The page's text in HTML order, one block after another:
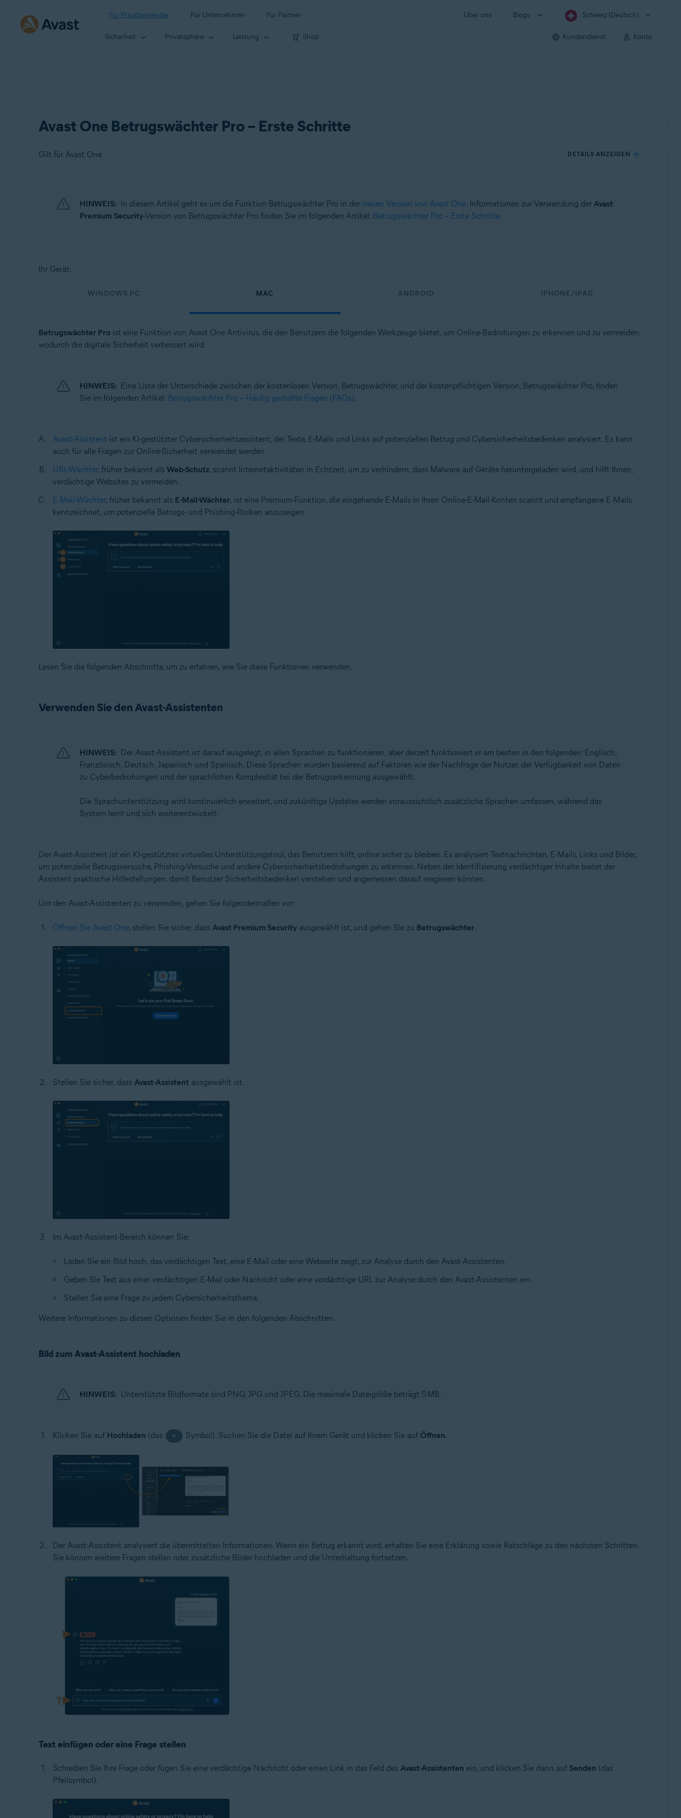
Für Privatanwender Für Unternehmen Für Partner Über uns Blogs Schweiz (Deutsch)
Sicherheit Privatsphäre Leistung Shop Kundendienst Konto
Avast One Betrugswächter Pro – Erste Schritte
Gilt für Avast One DETAILS ANZEIGEN
Avast One
HINWEIS: In diesem Artikel geht es um die Funktion Betrugswächter Pro in der neuen Version von Avast One. Informationen zur Verwendung der Avast
Premium Security-Version von Betrugswächter Pro finden Sie im folgenden Artikel: Betrugswächter Pro – Erste Schritte.
Ihr Gerät:
WINDOWS PC MAC ANDROID IPHONE/IPAD
Betrugswächter Pro ist eine Funktion von Avast One Antivirus, die den Benutzern die folgenden Werkzeuge bietet, um Online-Bedrohungen zu erkennen und zu vermeiden,
wodurch die digitale Sicherheit verbessert wird:
HINWEIS: Eine Liste der Unterschiede zwischen der kostenlosen Version, Betrugswächter, und der kostenpflichtigen Version, Betrugswächter Pro, finden
Sie im folgenden Artikel: Betrugswächter Pro – Häufig gestellte Fragen (FAQs).
Avast-Assistent ist ein KI-gestützter Cybersicherheitsassistent, der Texte, E-Mails und Links auf potenziellen Betrug und Cybersicherheitsbedenken analysiert. Es kann
auch für alle Fragen zur Online-Sicherheit verwendet werden.
URL-Wächter, früher bekannt als Web-Schutz, scannt Internetaktivitäten in Echtzeit, um zu verhindern, dass Malware auf Geräte heruntergeladen wird, und hilft Ihnen,
verdächtige Websites zu vermeiden.
E-Mail-Wächter, früher bekannt als E-Mail-Wächter, ist eine Premium-Funktion, die eingehende E-Mails in Ihren Online-E-Mail-Konten scannt und empfangene E-Mails
kennzeichnet, um potenzielle Betrugs- und Phishing-Risiken anzuzeigen.
Lesen Sie die folgenden Abschnitte, um zu erfahren, wie Sie diese Funktionen verwenden.
Verwenden Sie den Avast-Assistenten
HINWEIS: Der Avast-Assistent ist darauf ausgelegt, in allen Sprachen zu funktionieren, aber derzeit funktioniert er am besten in den folgenden: Englisch,
Französisch, Deutsch, Japanisch und Spanisch. Diese Sprachen wurden basierend auf Faktoren wie der Nachfrage der Nutzer, der Verfügbarkeit von Daten
zu Cyberbedrohungen und der sprachlichen Komplexität bei der Betrugserkennung ausgewählt.
Die Sprachunterstützung wird kontinuierlich erweitert, und zukünftige Updates werden voraussichtlich zusätzliche Sprachen umfassen, während das
System lernt und sich weiterentwickelt.
Der Avast-Assistent ist ein KI-gestütztes virtuelles Unterstützungstool, das Benutzern hilft, online sicher zu bleiben. Es analysiert Textnachrichten, E-Mails, Links und Bilder,
um potenzielle Betrugsversuche, Phishing-Versuche und andere Cybersicherheitsbedrohungen zu erkennen. Neben der Identifizierung verdächtiger Inhalte bietet der
Assistent praktische Hilfestellungen, damit Benutzer Sicherheitsbedenken verstehen und angemessen darauf reagieren können.
Um den Avast-Assistenten zu verwenden, gehen Sie folgendermaßen vor:
Öffnen Sie Avast One, stellen Sie sicher, dass Avast Premium Securityausgewählt ist, und gehen Sie zu Betrugswächter.
Stellen Sie sicher, dass Avast-Assistent ausgewählt ist.
Im Avast-Assistent-Bereich können Sie:
Laden Sie ein Bild hoch, das verdächtigen Text, eine E-Mail oder eine Webseite zeigt, zur Analyse durch den Avast-Assistenten.
Geben Sie Text aus einer verdächtigen E-Mail oder Nachricht oder eine verdächtige URL zur Analyse durch den Avast-Assistenten ein.
Stellen Sie eine Frage zu jedem Cybersicherheitsthema.
Weitere Informationen zu diesen Optionen finden Sie in den folgenden Abschnitten.
Bild zum Avast-Assistent hochladen
HINWEIS: Unterstützte Bildformate sind PNG, JPG und JPEG. Die maximale Dateigröße beträgt 5 MB.
Klicken Sie auf Hochladen (das + Symbol). Suchen Sie die Datei auf Ihrem Gerät und klicken Sie auf Öffnen.
Der Avast-Assistent analysiert die übermittelten Informationen. Wenn ein Betrug erkannt wird, erhalten Sie eine Erklärung sowie Ratschläge zu den nächsten Schritten.
Sie können weitere Fragen stellen oder zusätzliche Bilder hochladen und die Unterhaltung fortsetzen.
Text einfügen oder eine Frage stellen
Schreiben Sie Ihre Frage oder fügen Sie eine verdächtige Nachricht oder einen Link in das Feld des Avast-Assistenten ein, und klicken Sie dann auf Senden (das
Pfeilsymbol).